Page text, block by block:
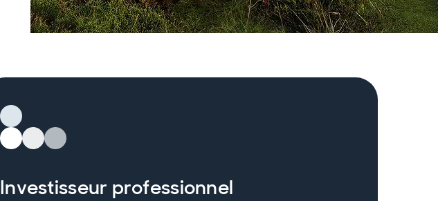
Investisseur professionnel